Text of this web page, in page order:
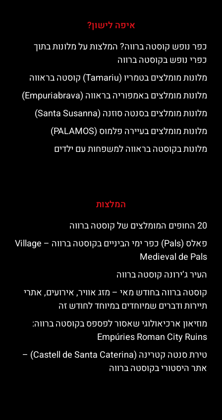
איפה לישון?
כפר נופש קוסטה ברווה? המלצות על מלונות בתוך
כפרי נופש בקוסטה ברווה
מלונות מומלצים בטמריו (Tamariu) קוסטה בראווה
מלונות מומלצים באמפוריה בראווה (Empuriabrava)
מלונות מומלצים בסנטה סוזנה (Santa Susanna)
מלונות מומלצים בעיירה פלמוס (PALAMOS)
מלונות בקוסטה בראווה למשפחות עם ילדים
המלצות
20 החופים המומלצים של קוסטה ברווה
פאלס (Pals) כפר ימי הביניים בקוסטה ברווה – ‪‪Village
Medieval de Pals‬‬
העיר ג’ירונה קוסטה ברווה
קוסטה ברווה בחודש מאי – מזג אוויר, אירועים, אתרי
תיירות ודברים שמיוחדים במיוחד לחודש זה
מוזיאון ארכיאולוגי שאסור לפספס בקוסטה ברווה:
Empúries Roman City Ruins
טירת סנטה קטרינה (Castell de Santa Caterina) –
אתר היסטורי בקוסטה ברווה